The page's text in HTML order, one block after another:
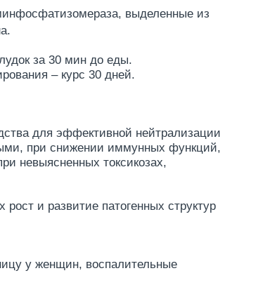
выделенные из
за 30 мин до еды.
– курс 30 дней.
для эффективной нейтрализации
при снижении иммунных функций,
невыясненных токсикозах,
и развитие патогенных структур
у женщин, воспалительные